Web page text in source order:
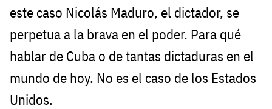
este caso Nicolás Maduro, el dictador, se
perpetua a la brava en el poder. Para qué
hablar de Cuba o de tantas dictaduras en el
mundo de hoy. No es el caso de los Estados
Unidos.